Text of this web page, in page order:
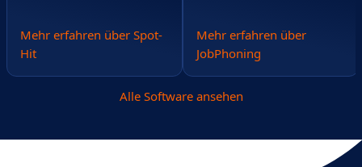
Mehr erfahren über Spot-
Hit
Mehr erfahren über
JobPhoning
Alle Software ansehen